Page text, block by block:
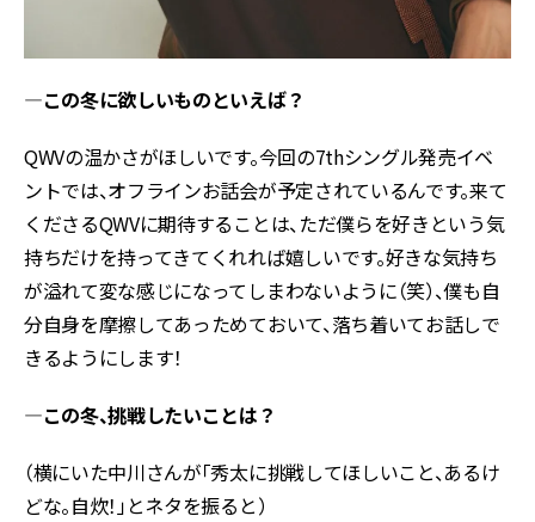
―この冬に欲しいものといえば？
QWVの温かさがほしいです。今回の7thシングル発売イベ
ントでは、オフラインお話会が予定されているんです。来て
くださるQWVに期待することは、ただ僕らを好きという気
持ちだけを持ってきてくれれば嬉しいです。好きな気持ち
が溢れて変な感じになってしまわないように（笑）、僕も自
分自身を摩擦してあっためておいて、落ち着いてお話しで
きるようにします！
―この冬、挑戦したいことは？
（横にいた中川さんが「秀太に挑戦してほしいこと、あるけ
どな。自炊！」とネタを振ると）